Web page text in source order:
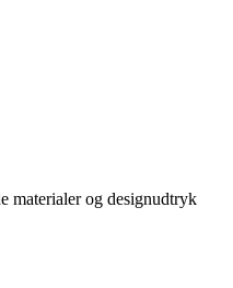
materialer og designudtryk